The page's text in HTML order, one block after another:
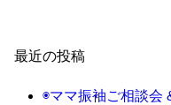
最近の投稿
◉ママ振袖ご相談会